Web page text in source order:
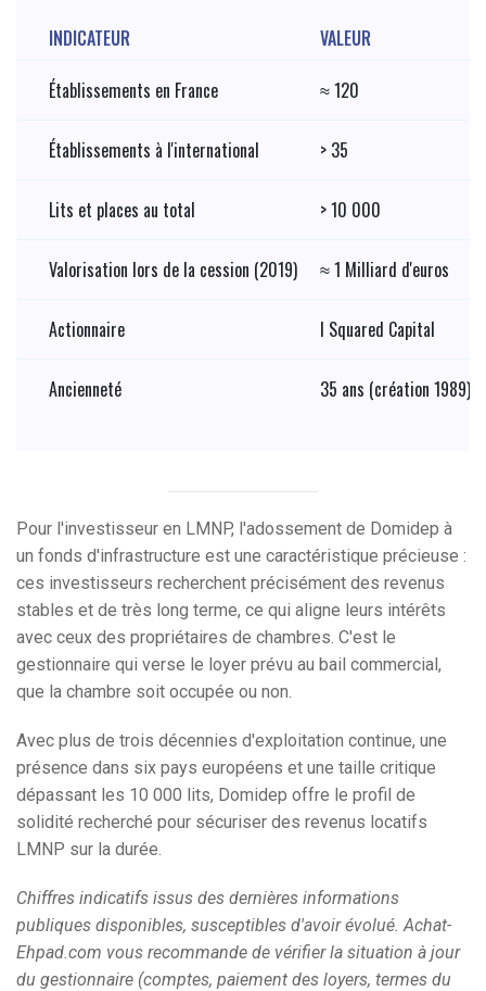
INDICATEUR
VALEUR
Établissements en France
≈ 120
Établissements à l'international > 35
Lits et places au total > 10 000
Valorisation lors de la cession (2019) ≈ 1 Milliard d'euros
Actionnaire I Squared Capital
Ancienneté 35 ans (création 1989)
Pour l'investisseur en LMNP, l'adossement de Domidep à
un fonds d'infrastructure est une caractéristique précieuse :
ces investisseurs recherchent précisément des revenus
stables et de très long terme, ce qui aligne leurs intérêts
avec ceux des propriétaires de chambres. C'est le
gestionnaire qui verse le loyer prévu au bail commercial,
que la chambre soit occupée ou non.
Avec plus de trois décennies d'exploitation continue, une
présence dans six pays européens et une taille critique
dépassant les 10 000 lits, Domidep offre le profil de
solidité recherché pour sécuriser des revenus locatifs
LMNP sur la durée.
Chiffres indicatifs issus des dernières informations
publiques disponibles, susceptibles d'avoir évolué. Achat-
Ehpad.com vous recommande de vérifier la situation à jour
du gestionnaire (comptes, paiement des loyers, termes du